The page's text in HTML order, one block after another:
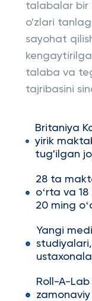
talabalar bir
o'zlari
sayohat
talaba va
tajribasini
Britaniya
yirik
tug'ilgan
28 ta
oʻrta va
20 ming
Yangi
Roll-A-